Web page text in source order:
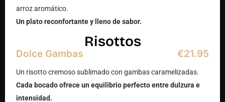
arroz aromático.
Un plato reconfortante y lleno de sabor.
Risottos
Dolce Gambas €21.95
Un risotto cremoso sublimado con gambas caramelizadas.
Cada bocado ofrece un equilibrio perfecto entre dulzura e
intensidad.